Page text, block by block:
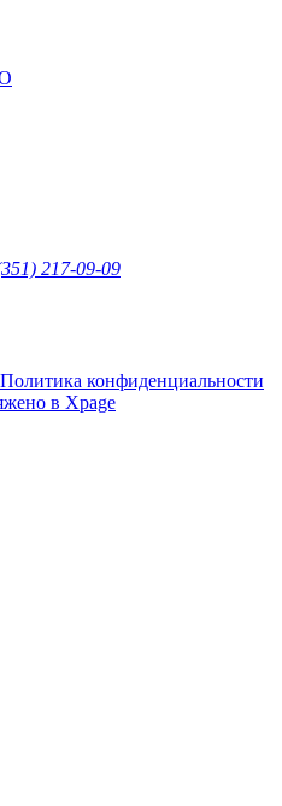
217-09-09
Политика конфиденциальности
в Xpage